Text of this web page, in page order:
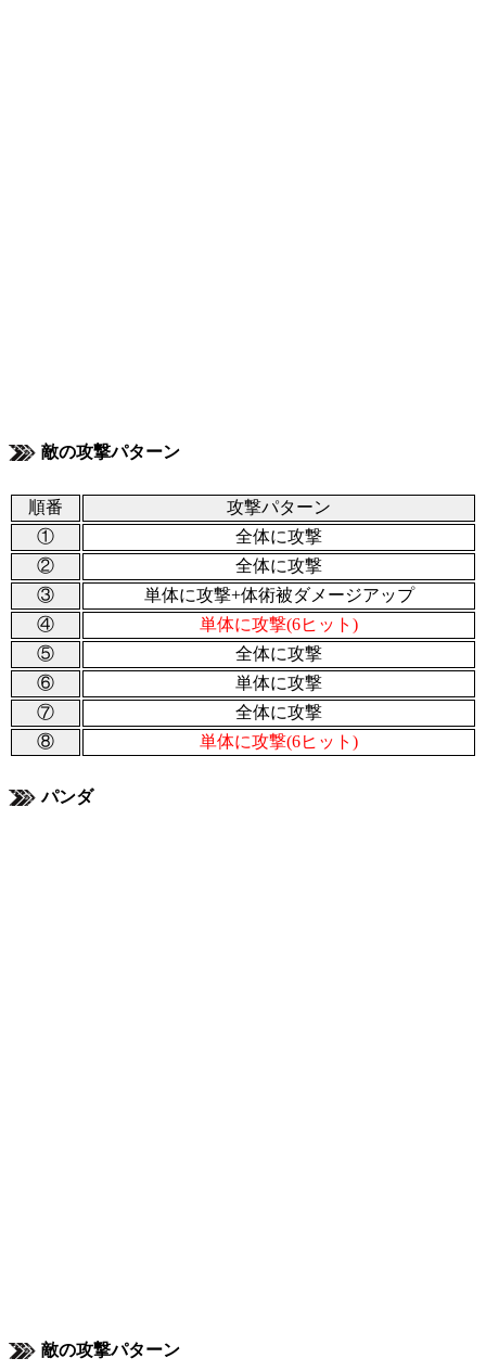
敵の攻撃パターン
順番
攻撃パターン
①
全体に攻撃
②
全体に攻撃
③
単体に攻撃+体術被ダメージアップ
④
単体に攻撃(6ヒット)
⑤
全体に攻撃
⑥
単体に攻撃
⑦
全体に攻撃
⑧
単体に攻撃(6ヒット)
パンダ
敵の攻撃パターン